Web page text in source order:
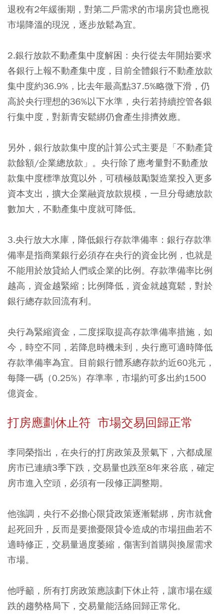
退稅有2年緩衝期，對第二戶需求的市場房貸也應視
市場降溫的現況，逐步放鬆為宜。
2.銀行放款不動產集中度解困 ：央行從去年開始要求
各銀行上報不動產集中度，目前全體銀行不動產放款
集中度約36.9%，比去年最高點37.5%略微下滑，仍
高於央行理想的36%以下水準，央行若持續控管各銀
行集中度，對新青安鬆綁仍會產生排擠效應。
另外，銀行放款集中度的計算公式主要是「不動產貸
款餘額/企業總放款」。央行除了應考量對不動產放
款集中度標準放寬以外，可積極鼓勵製造業投入更多
資本支出，擴大企業融資放款規模，一旦分母總放款
數加大，不動產集中度就可降低。
3.央行放大水庫，降低銀行存款準備率 ：銀行存款準
備率是指商業銀行必須存在央行的資金比例，也就是
不能用於放貸給人們或企業的比例。存款準備率比例
越高，資金越緊縮；比例降低，資金就越寬鬆，對於
銀行總存款回流有利。
央行為緊縮資金，二度採取提高存款準備率措施，如
今，時空不同，若降息時機未到，央行應可適時降低
存款準備率為宜。目前銀行體系總存款約近60兆元，
每降一碼（0.25%）存準率，市場約可多出約1500
億資金。
打房應劃休止符 市場交易回歸正常
李同榮指出，在央行的打房政策及景氣下，六都成屋
房市已連續3季下跌，交易量也跌至8年來谷底，確定
房市進入空頭，必須有一段修正調整期。
他強調，央行不必擔心限貸政策逐漸鬆綁，房市就會
起死回升，反而是要擔憂限貸令造成的市場扭曲若不
適時修正，交易量過度萎縮，傷害到首購與換屋需求
市場。
他呼籲，所有打房政策應該劃下休止符，讓市場在緩
跌的趨勢格局下，交易量能活絡回歸正常化。